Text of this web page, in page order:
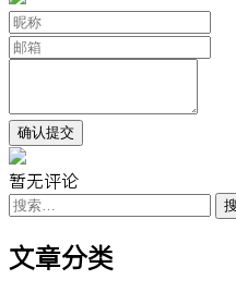
暂无评论
搜
索：
文章分类